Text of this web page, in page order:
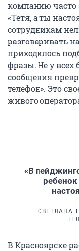
компанию часто
«Тетя, а ты
сотрудникам
разговаривать
приходилось
фразы. Не у всех
сообщения
телефон». Это
живого
«В
СВЕТЛАНА
В Красноярске